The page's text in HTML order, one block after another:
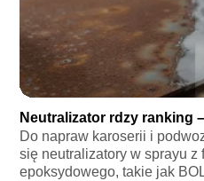
Neutralizator rdzy ranking
Do napraw karoserii i
się neutralizatory w sprayu z
epoksydowego, takie jak